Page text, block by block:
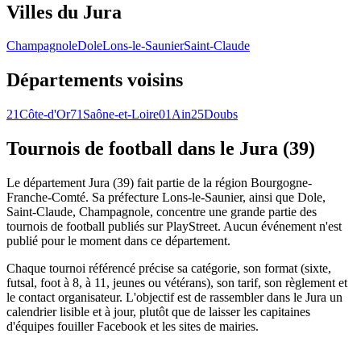
Villes du Jura
ChampagnoleDoleLons-le-SaunierSaint-Claude
Départements voisins
21Côte-d'Or71 Saône-et-Loire01 Ain25Doubs
Tournois de football dans le Jura (39)
Le département Jura (39) fait partie de la région Bourgogne-
Franche-Comté. Sa préfecture Lons-le-Saunier, ainsi que Dole,
Saint-Claude, Champagnole, concentre une grande partie des
tournois de football publiés sur PlayStreet. Aucun événement n'est
publié pour le moment dans ce département.
Chaque tournoi référencé précise sa catégorie, son format (sixte,
futsal, foot à 8, à 11, jeunes ou vétérans), son tarif, son règlement et
le contact organisateur. L'objectif est de rassembler dans le Jura un
calendrier lisible et à jour, plutôt que de laisser les capitaines
d'équipes fouiller Facebook et les sites de mairies.